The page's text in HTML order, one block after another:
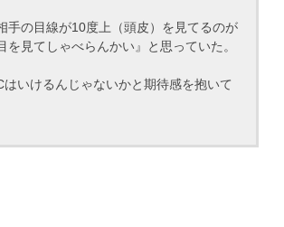
手の目線が10度上（頭皮）を見てるのが
を見てしゃべらんかい』と思っていた。
はいけるんじゃないかと期待感を抱いて